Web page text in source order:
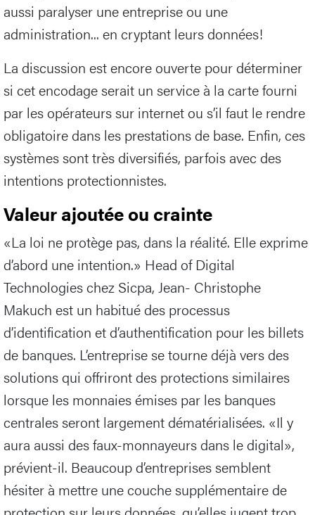
aussi paralyser une entreprise ou une
administration... en cryptant leurs données!
La discussion est encore ouverte pour déterminer
si cet encodage serait un service à la carte fourni
par les opérateurs sur internet ou s’il faut le rendre
obligatoire dans les prestations de base. Enfin, ces
systèmes sont très diversifiés, parfois avec des
intentions protectionnistes.
Valeur ajoutée ou crainte
«La loi ne protège pas, dans la réalité. Elle exprime
d’abord une intention.» Head of Digital
Technologies chez Sicpa, Jean- Christophe
Makuch est un habitué des processus
d’identification et d’authentification pour les billets
de banques. L’entreprise se tourne déjà vers des
solutions qui offriront des protections similaires
lorsque les monnaies émises par les banques
centrales seront largement dématérialisées. «Il y
aura aussi des faux-monnayeurs dans le digital»,
prévient-il. Beaucoup d’entreprises semblent
hésiter à mettre une couche supplémentaire de